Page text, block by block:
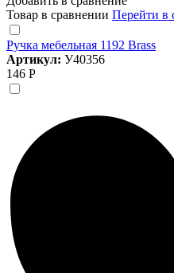
Товар в сравнении Перейти в
Ручка мебельная 1192 Brass
Артикул: У40356
146 Р